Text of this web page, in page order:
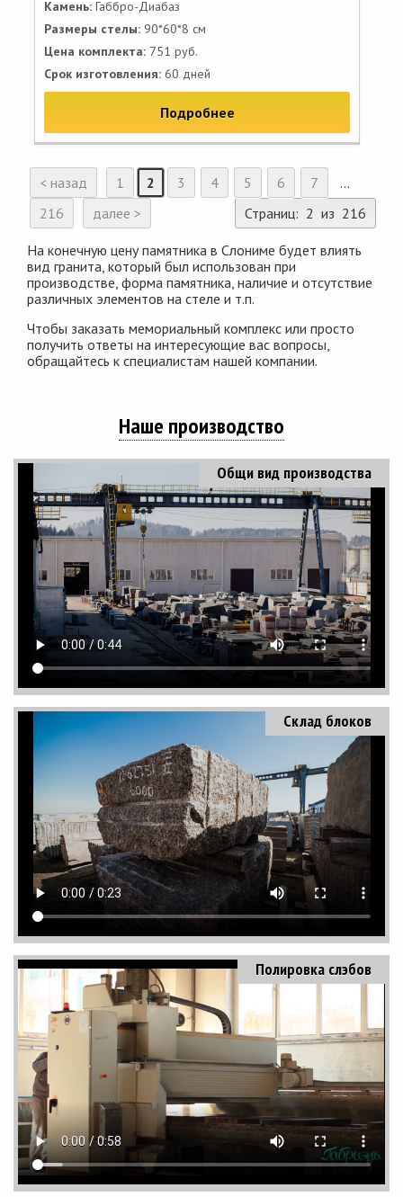
Камень: Габбро-Диабаз
Размеры стелы: 90*60*8 см
Цена комплекта: 751 руб.
Срок изготовления: 60 дней
Подробнее
< назад 1 2 3 4 5 6 7
...
216
далее > Страниц: 2 из 216
На конечную цену памятника в Слониме будет влиять
вид гранита, который был использован при
производстве, форма памятника, наличие и отсутствие
различных элементов на стеле и т.п.
Чтобы заказать мемориальный комплекс или просто
получить ответы на интересующие вас вопросы,
обращайтесь к специалистам нашей компании.
Наше производство
Общи вид производства
Склад блоков
Полировка слэбов